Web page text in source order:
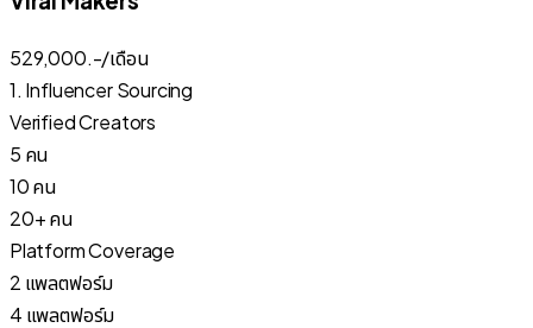
529,000.-/เดือน
1. Influencer Sourcing
Verified Creators
5 คน
10 คน
20+ คน
Platform Coverage
2 แพลตฟอร์ม
4 แพลตฟอร์ม